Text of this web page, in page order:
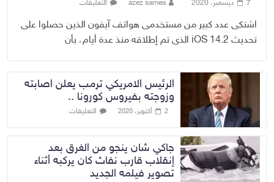
7 ديسمبر، 2020 azez samea التعليقات
اشتكى عدد كبير من مستخدمى هواتف آيفون الذين حصلوا على
تحديث iOS 14.2 الذى تم إطلاقه منذ عدة أيام، بأن
الرئيس الامريكي ترمب يعلن اصابته
وزوجته بفيروس كورونا ..
2 أكتوبر، 2020 التعليقات
جاكي شان ينجو من الغرق بعد
إنقلاب قارب نفاث كان يركبه أثناء
تصوير فيلمه الجديد